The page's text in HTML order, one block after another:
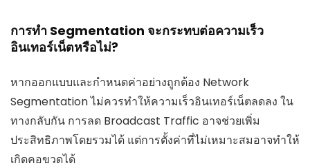
การทำ Segmentation จะกระทบต่อความเร็ว
อินเทอร์เน็ตหรือไม่?
หากออกแบบและกำหนดค่าอย่างถูกต้อง Network
Segmentation ไม่ควรทำให้ความเร็วอินเทอร์เน็ตลดลง ใน
ทางกลับกัน การลด Broadcast Traffic อาจช่วยเพิ่ม
ประสิทธิภาพโดยรวมได้ แต่การตั้งค่าที่ไม่เหมาะสมอาจทำให้
เกิดคอขวดได้